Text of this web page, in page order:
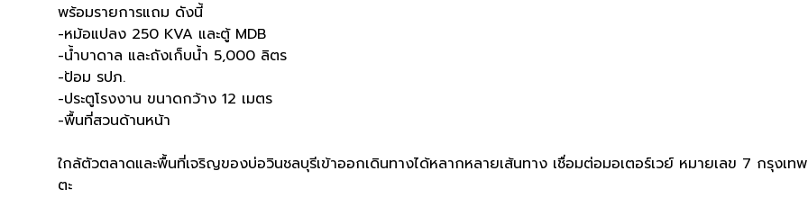
พร้อมรายการแถม ดังนี้
-หม้อแปลง 250 KVA และตู้ MDB
-น้ำบาดาล และถังเก็บน้ำ 5,000 ลิตร
-ป้อม รปภ.
-ประตูโรงงาน ขนาดกว้าง 12 เมตร
-พื้นที่สวนด้านหน้า
ใกล้ตัวตลาดและพื้นที่เจริญของบ่อวินชลบุรีเข้าออกเดินทางได้หลากหลายเส้นทาง เชื่อมต่อมอเตอร์เวย์ หมายเลข 7 กรุงเท
ตะ